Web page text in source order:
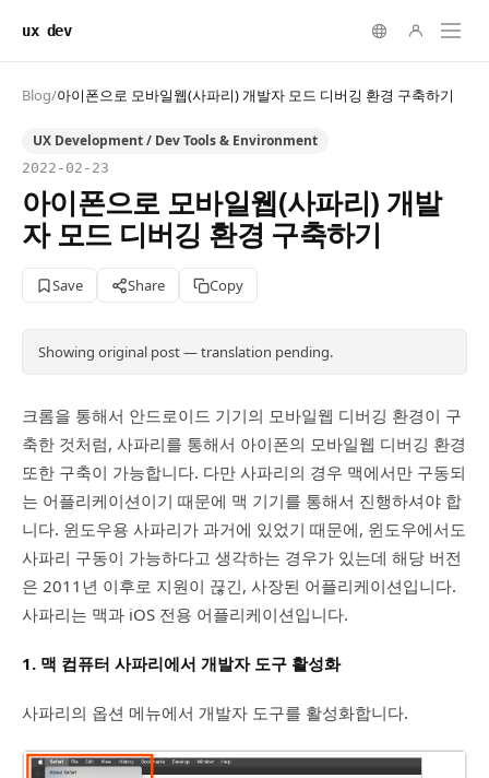
ux dev
Blog/아이폰으로 모바일웹(사파리) 개발자 모드 디버깅 환경 구축하기
UX Development / Dev Tools & Environment
2022-02-23
아이폰으로 모바일웹(사파리) 개발
자 모드 디버깅 환경 구축하기
Save Share Copy
Showing original post — translation pending.
크롬을 통해서 안드로이드 기기의 모바일웹 디버깅 환경이 구
축한 것처럼, 사파리를 통해서 아이폰의 모바일웹 디버깅 환경
또한 구축이 가능합니다. 다만 사파리의 경우 맥에서만 구동되
는 어플리케이션이기 때문에 맥 기기를 통해서 진행하셔야 합
니다. 윈도우용 사파리가 과거에 있었기 때문에, 윈도우에서도
사파리 구동이 가능하다고 생각하는 경우가 있는데 해당 버전
은 2011년 이후로 지원이 끊긴, 사장된 어플리케이션입니다.
사파리는 맥과 iOS 전용 어플리케이션입니다.
1. 맥 컴퓨터 사파리에서 개발자 도구 활성화
사파리의 옵션 메뉴에서 개발자 도구를 활성화합니다.